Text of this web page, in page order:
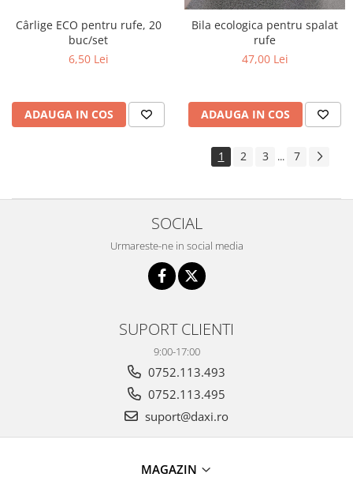
Cârlige ECO pentru rufe, 20
buc/set
6,50 Lei
ADAUGA IN COS
Bila ecologica pentru spalat
rufe
47,00 Lei
ADAUGA IN COS
1 2 3 ... 7
SOCIAL
Urmareste-ne in social media
SUPORT CLIENTI
9:00-17:00
0752.113.493
0752.113.495
suport@daxi.ro
MAGAZIN